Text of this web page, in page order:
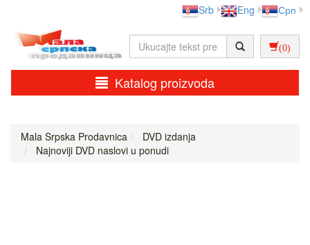
Srb Eng Срп
(0)
Katalog proizvoda
Mala Srpska Prodavnica
DVD izdanja
Najnoviji DVD naslovi u ponudi